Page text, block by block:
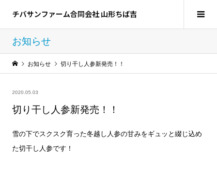
チバサンファーム合同会社 山形ちば吉
お知らせ
お知らせ 切り干し人参新発売！！
2020.05.03
切り干し人参新発売！！
雪の下でスクスク育った冬越し人参の甘みをギュッと綴じ込め
た切干し人参です！